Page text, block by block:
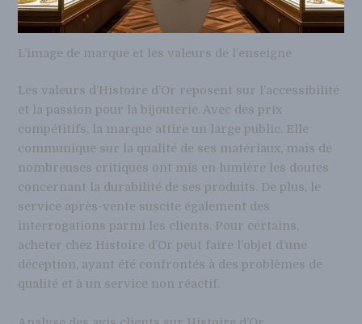
L’image de marque et les valeurs de l’enseigne
Les valeurs d’Histoire d’Or reposent sur l’accessibilité
et la passion pour la bijouterie. Avec des prix
compétitifs, la marque attire un large public. Elle
communique sur la qualité de ses matériaux, mais de
nombreuses critiques ont mis en lumière les doutes
concernant la durabilité de ses produits. De plus, le
service après-vente suscite également des
interrogations parmi les clients. Pour certains,
acheter chez Histoire d’Or peut faire l’objet d’une
déception, ayant été confrontés à des problèmes de
qualité et à un service non réactif.